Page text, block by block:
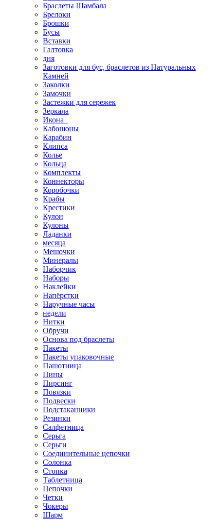
Браслеты Шамбала
Брелоки
Брошки
Бусы
Вставки
Галтовка
дня
Заготовки для бус, браслетов из Натуральных
Камней
Заколки
Замочки
Застежки для сережек
Зеркала
Икона
Кабошоны
Карабин
Клипса
Колье
Кольца
Комплекты
Коннекторы
Коробочки
Крабы
Крестики
Кулон
Кулоны
Ладанки
месяца
Мешочки
Минералы
Наборчик
Наборы
Наклейки
Напёрстки
Наручные часы
недели
Нитки
Обручи
Основа под браслеты
Пакеты
Пакеты упаковочные
Пашотница
Пины
Пирсинг
Повязки
Подвески
Подстаканники
Резинки
Салфетница
Серьга
Серьги
Соединительные цепочки
Солонка
Стопка
Таблетница
Цепочки
Четки
Чокеры
Шарм